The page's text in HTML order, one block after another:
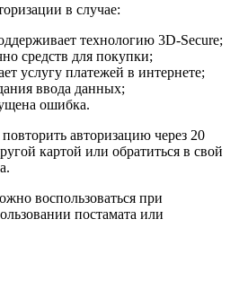
в случае:
технологию 3D-Secure;
средств для покупки;
услугу платежей в интернете;
ввода данных;
ошибка.
авторизацию через 20
картой или обратиться в свой
воспользоваться при
постамата или